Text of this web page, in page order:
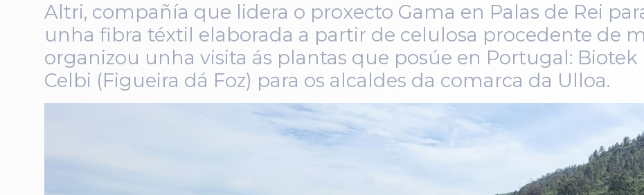
Altri, compañía que lidera o proxecto Gama en Palas de Rei
unha fibra téxtil elaborada a partir de celulosa procedente de
organizou unha visita ás plantas que posúe en Portugal: Biotek
Celbi (Figueira dá Foz) para os alcaldes da comarca da Ulloa.